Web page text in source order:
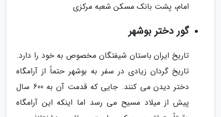
امام، پشت بانک مسکن شعبه مرکزی
گور دختر بوشهر
تاریخ ایران باستان شیفتگان مخصوص به خود را دارد.
تاریخ گردان زیادی در سفر به بوشهر حتماً از آرامگاه
دختر دیدن می کنند. جایی که قدمت آن به 600 سال
پیش از میلاد مسیح می رسد اما اینکه این آرامگاه